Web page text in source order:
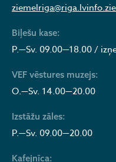
ziemelriga@riga.lv
Biļešu kase:
P.—Sv. 09.00—18.00 /
VEF vēstures muzejs:
O.—Sv. 14.00—20.00
Izstāžu zāles:
P.—Sv. 09.00—20.00
Kafejnīca: